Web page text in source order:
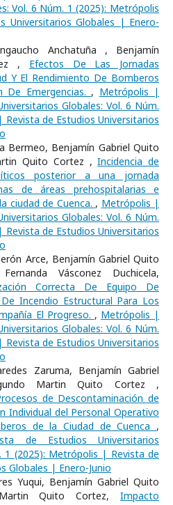
Vol. 6 Núm. 1 (2025): Metrópolis
Universitarios Globales | Enero-
Anchatuña , Benjamín
, Efectos De Las Jornadas
Y El Rendimiento De Bomberos
Emergencias. , Metrópolis |
Globales: Vol. 6 Núm.
de Estudios Universitarios
Bermeo, Benjamín Gabriel Quito
Quito Cortez ,Incidencia de
posterior a una jornada
de áreas prehospitalarias e
ciudad de Cuenca. , Metrópolis |
Globales: Vol. 6 Núm.
de Estudios Universitarios
Arce, Benjamín Gabriel Quito
Vásconez Duchicela,
Correcta De Equipo De
Incendio Estructural Para Los
El Progreso. , Metrópolis |
Globales: Vol. 6 Núm.
de Estudios Universitarios
Zaruma, Benjamín Gabriel
Martin Quito Cortez ,
de Descontaminación de
Individual del Personal Operativo
de la Ciudad de Cuenca ,
de Estudios Universitarios
1 (2025): Metrópolis | Revista de
Globales | Enero-Junio
Yuqui, Benjamín Gabriel Quito
Quito Cortez, Impacto